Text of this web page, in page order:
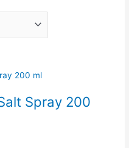
Spray 200